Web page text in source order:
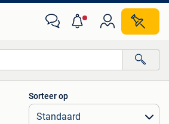
Alle afstanden…
Sorteer op